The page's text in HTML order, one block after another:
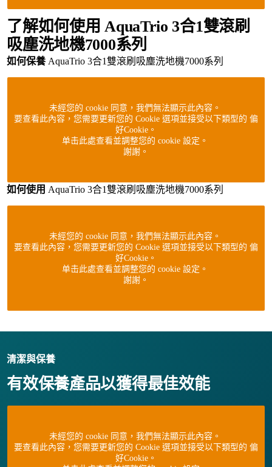
了解如何使用 AquaTrio 3合1雙滾刷
吸塵洗地機7000系列
如何保養 AquaTrio 3合1雙滾刷吸塵洗地機7000系列
未經您的 cookie 同意，我們無法顯示此內容。
要查看此內容，您需要更新您的 Cookie 選項並接受以下類型的 偏
好Cookie。
单击此處查看並調整您的 cookie 設定。
謝謝。
如何使用 AquaTrio 3合1雙滾刷吸塵洗地機7000系列
未經您的 cookie 同意，我們無法顯示此內容。
要查看此內容，您需要更新您的 Cookie 選項並接受以下類型的 偏
好Cookie。
单击此處查看並調整您的 cookie 設定。
謝謝。
清潔與保養
有效保養產品以獲得最佳效能
未經您的 cookie 同意，我們無法顯示此內容。
要查看此內容，您需要更新您的 Cookie 選項並接受以下類型的 偏
好Cookie。